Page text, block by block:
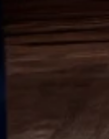
være
områder
bebyggelse med
De kan også
skure og
fugtigt
gennem
formularen, så
en specialist fra